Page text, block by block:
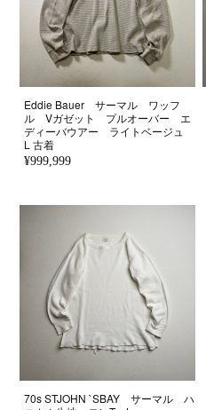
Eddie Bauer サーマル ワッフ
ル Vガゼット プルオーバー エ
ディーバウアー ライトベージュ
L 古着
¥999,999
70s STJOHN `SBAY サーマル ハ